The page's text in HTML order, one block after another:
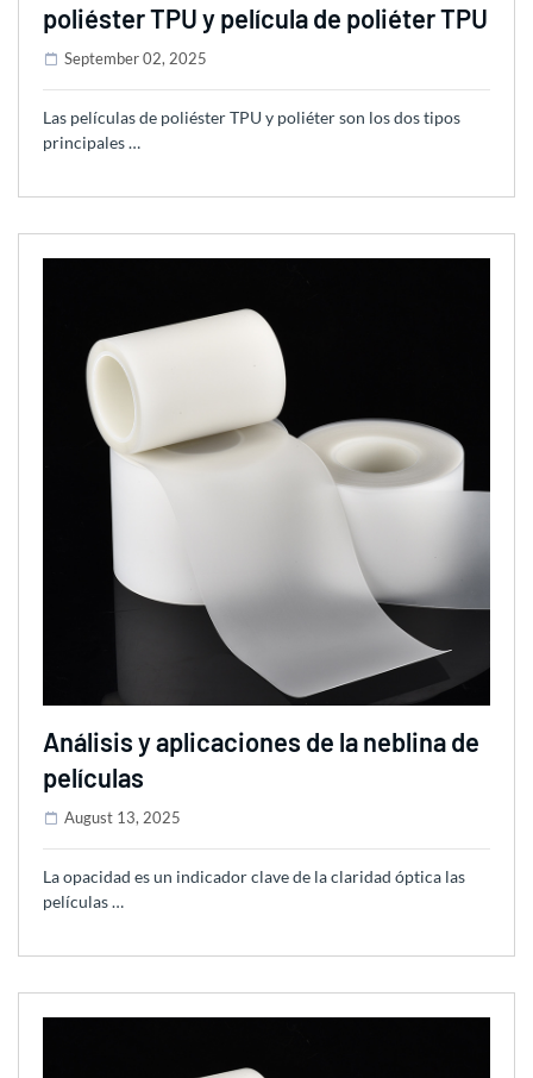
poliéster TPU y película de poliéter TPU
September 02, 2025
Las películas de poliéster TPU y poliéter son los dos tipos
principales …
Análisis y aplicaciones de la neblina de
películas
August 13, 2025
La opacidad es un indicador clave de la claridad óptica las
películas …